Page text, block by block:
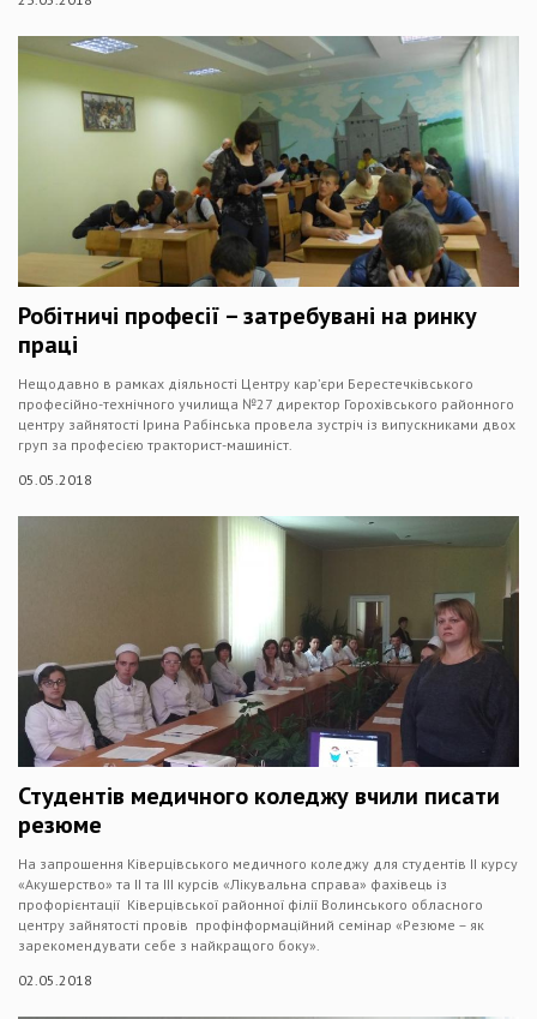
Робітничі професії – затребувані на ринку
праці
Нещодавно в рамках діяльності Центру кар’єри Берестечківського
професійно-технічного училища №27 директор Горохівського районного
центру зайнятості Ірина Рабінська провела зустріч із випускниками двох
груп за професією тракторист-машиніст.
05.05.2018
Студентів медичного коледжу вчили писати
резюме
На запрошення Ківерцівського медичного коледжу для студентів ІІ курсу
«Акушерство» та ІІ та ІІІ курсів «Лікувальна справа» фахівець із
профорієнтації Ківерцівської районної філії Волинського обласного
центру зайнятості провів профінформаційний семінар «Резюме – як
зарекомендувати себе з найкращого боку».
02.05.2018